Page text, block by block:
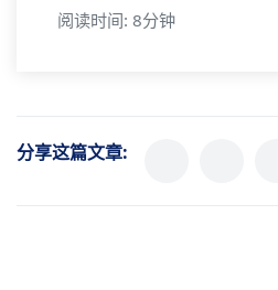
阅读时间: 8分钟
分享这篇文章: